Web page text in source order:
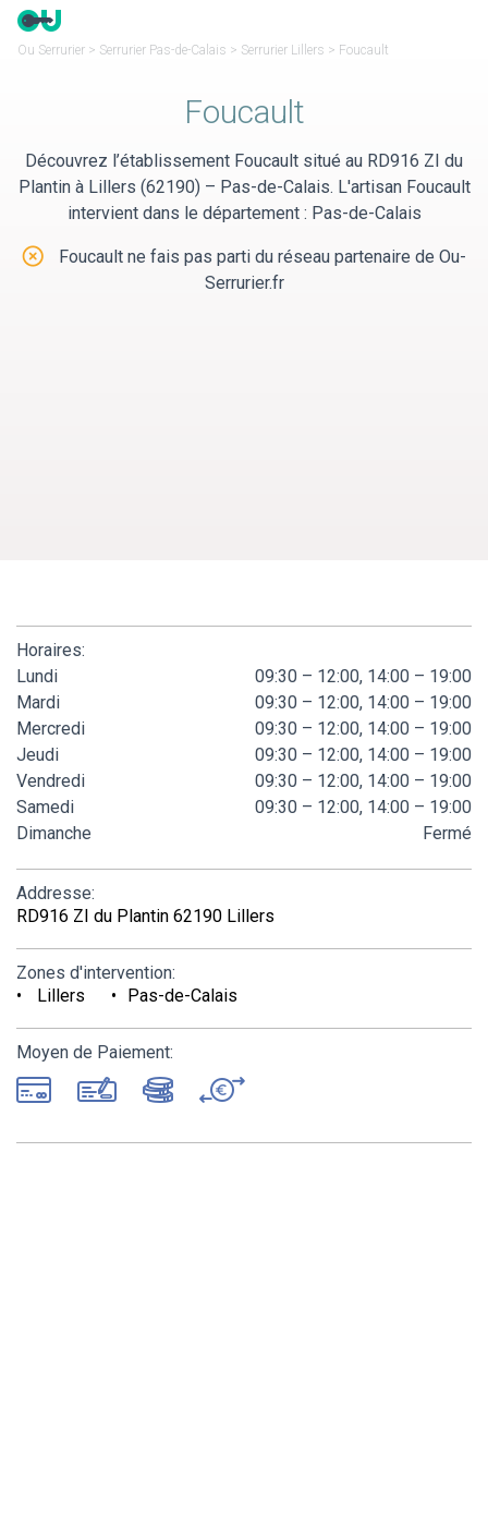
Panneau de gestion des cookies
Ou Serrurier > Serrurier Pas-de-Calais > Serrurier Lillers > Foucault
Foucault
Découvrez l’établissement Foucault situé au RD916 ZI du
Plantin à Lillers (62190) – Pas-de-Calais. L'artisan Foucault
intervient dans le département : Pas-de-Calais
Foucault ne fais pas parti du réseau partenaire de Ou-
Serrurier.fr
Horaires:
Lundi
09:30 – 12:00, 14:00 – 19:00
Mardi
09:30 – 12:00, 14:00 – 19:00
Mercredi
09:30 – 12:00, 14:00 – 19:00
Jeudi
09:30 – 12:00, 14:00 – 19:00
Vendredi
09:30 – 12:00, 14:00 – 19:00
Samedi
09:30 – 12:00, 14:00 – 19:00
Dimanche
Fermé
Addresse:
RD916 ZI du Plantin 62190 Lillers
Zones d'intervention:
Lillers
Pas-de-Calais
Moyen de Paiement: